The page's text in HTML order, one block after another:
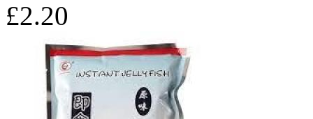
£2.20